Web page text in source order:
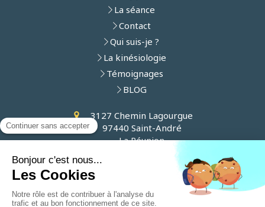
La séance
Contact
Qui suis-je ?
La kinésiologie
Témoignages
BLOG
3127 Chemin Lagourgue
97440 Saint-André
La Réunion
Afficher le téléphone
Plan du site